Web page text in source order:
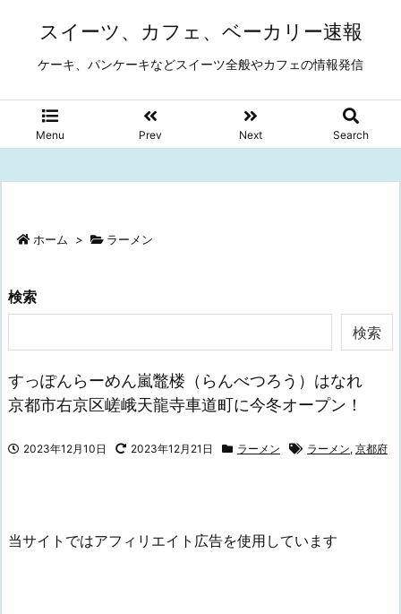
スイーツ、カフェ、ベーカリー速報
ケーキ、パンケーキなどスイーツ全般やカフェの情報発信
Menu Prev Next Search
ホーム > ラーメン
検索
検索
すっぽんらーめん嵐鼈楼（らんべつろう）はなれ
京都市右京区嵯峨天龍寺車道町に今冬オープン！
2023年12月10日 2023年12月21日 ラーメン ラーメン, 京都府
当サイトではアフィリエイト広告を使用しています